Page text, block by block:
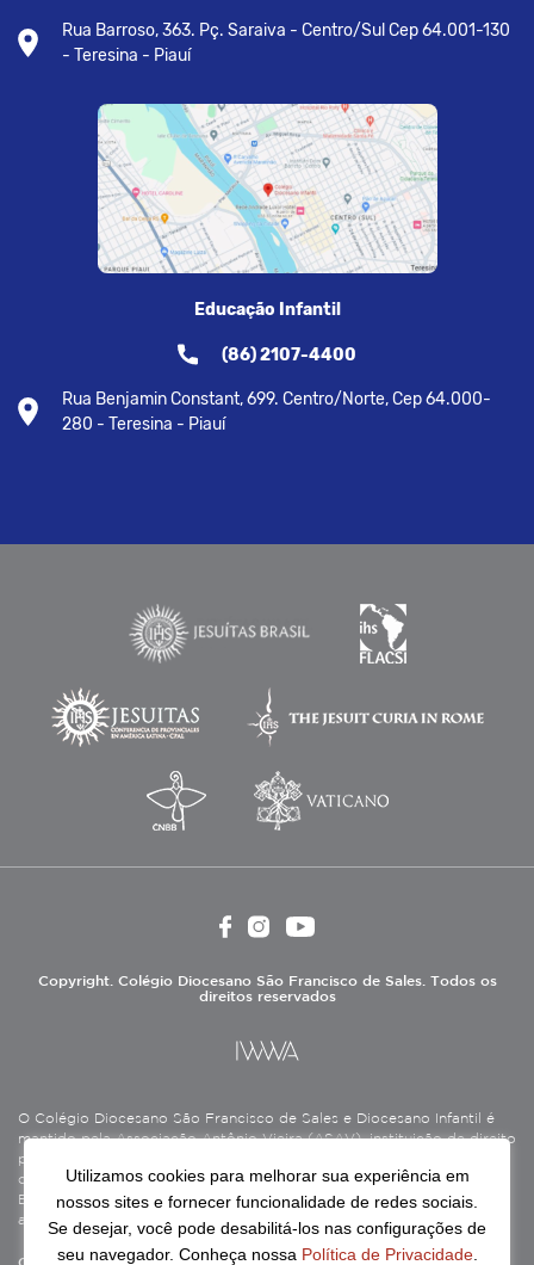
Rua Barroso, 363. Pç. Saraiva - Centro/Sul Cep 64.001-130
- Teresina - Piauí
Educação Infantil
(86) 2107-4400
Rua Benjamin Constant, 699. Centro/Norte, Cep 64.000-
280 - Teresina - Piauí
Copyright. Colégio Diocesano São Francisco de Sales. Todos os
direitos reservados
O Colégio Diocesano São Francisco de Sales e Diocesano Infantil é
mantido pela Associação Antônio Vieira (ASAV), instituição de direito
privado sem fins lucrativos, filantrópica, de natureza educativa,
cultural, assistencial e beneficente, certificada como Entidade
Beneficente de Assistência Social (CEBAS), nas áreas de educação e
assistência social.
Utilizamos cookies para melhorar sua experiência em
nossos sites e fornecer funcionalidade de redes sociais.
Se desejar, você pode desabilitá-los nas configurações de
seu navegador. Conheça nossa Política de Privacidade.